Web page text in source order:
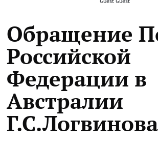
Обращение
Российской
Федерации в
Австралии
Г.С.Логвинова